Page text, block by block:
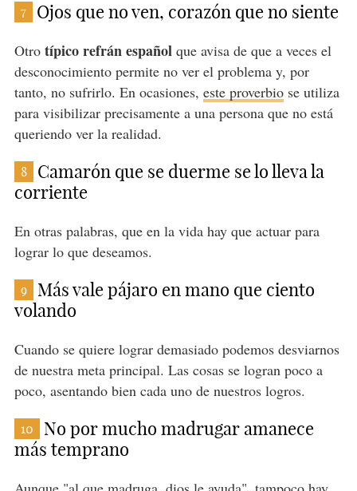
7 Ojos que no ven, corazón que no siente
Otrotípico refrán españolque avisa de que a veces el
desconocimiento permite no ver el problema y, por
tanto, no sufrirlo. En ocasiones, este proverbiose utiliza
para visibilizar precisamente a una persona que no está
queriendo ver la realidad.
8
Camarón que se duerme se lo lleva la
corriente
En otras palabras, que en la vida hay que actuar para
lograr lo que deseamos.
9
Más vale pájaro en mano que ciento
volando
Cuando se quiere lograr demasiado podemos desviarnos
de nuestra meta principal. Las cosas se logran poco a
poco, asentando bien cada uno de nuestros logros.
10
No por mucho madrugar amanece
más temprano